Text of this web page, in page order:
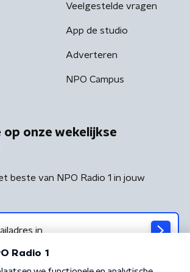
Veelgestelde vragen
App de studio
Adverteren
NPO Campus
op onze wekelijkse
beste van NPO Radio 1 in jouw